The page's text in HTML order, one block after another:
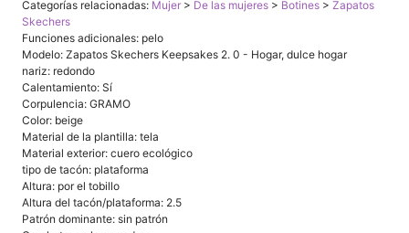
Categorías relacionadas: Mujer > De las mujeres > Botines > Zapatos
Skechers
Funciones adicionales: pelo
Modelo: Zapatos Skechers Keepsakes 2. 0 - Hogar, dulce hogar
nariz: redondo
Calentamiento: Sí
Corpulencia: GRAMO
Color: beige
Material de la plantilla: tela
Material exterior: cuero ecológico
tipo de tacón: plataforma
Altura: por el tobillo
Altura del tacón/plataforma: 2.5
Patrón dominante: sin patrón